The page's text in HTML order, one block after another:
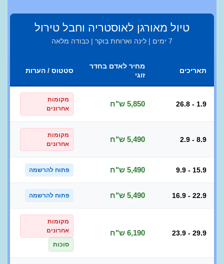
טיול מאורגן לאוסטריה וחבל טירול
7 ימים | לינה וארוחת בוקר | כבודה מלאה
תאריכים
מחיר לאדם בחדר
זוגי
סטטוס / הערות
26.8 - 1.9 5,850 ש"ח
מקומות
אחרונים
2.9 - 8.9 5,490 ש"ח
מקומות
אחרונים
9.9 - 15.9 5,490 ש"ח פתוח להרשמה
16.9 - 22.9 5,490 ש"ח פתוח להרשמה
23.9 - 29.9 6,190 ש"ח
מקומות
אחרונים
סוכות